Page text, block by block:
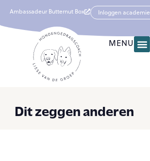
Ambassadeur Butternut Box Inloggen academie
MENU
Dit zeggen anderen